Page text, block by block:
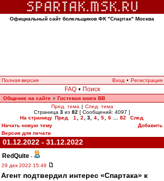
Официальный сайт болельщиков ФК "Спартак" Москва
Полная версия Вход • Регистрация
FAQ • Поиск
Общение на сайте » Гостевая книга ВВ
Пред. тема | След. тема
Страница 3 из 82 [ Сообщений: 4097 ]
На страницу Пред. 1 2 3, 4 5 6 82
След.
Начать новую тему
Добавить
Версия для печати
01.12.2022 - 31.12.2022
RedQuite -
29 дек 2022 15:49
Агент подтвердил интерес «Спартака» к